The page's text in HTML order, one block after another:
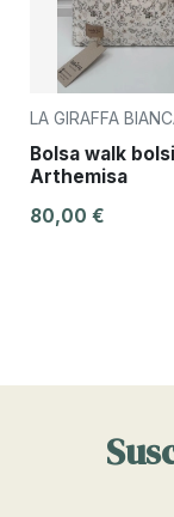
LA GIRAFFA
Bolsa walk
Arthemisa
80,00 €